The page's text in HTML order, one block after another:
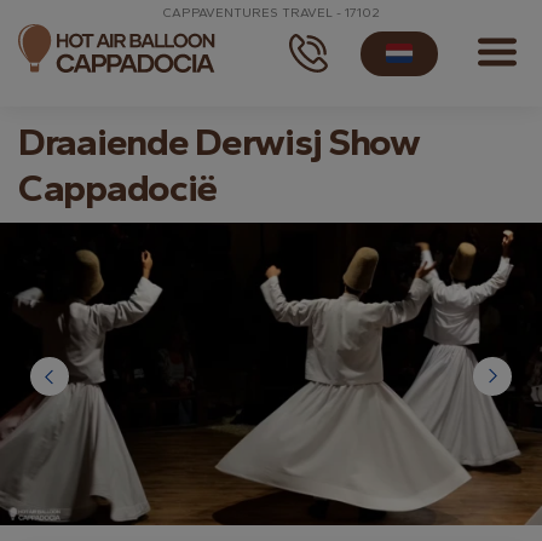
CAPPAVENTURES TRAVEL - 17102
Draaiende Derwisj Show
Cappadocië